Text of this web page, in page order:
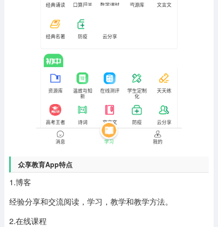
众享教育App特点
1.博客
经验分享和交流阅读，学习，教学和教学方法。
2.在线课程